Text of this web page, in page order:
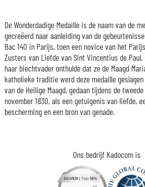
Ons bedrijf Kadocom is
De Wonderdadige Medaille is de naam van de
gecreëerd naar aanleiding van de
Bac 140 in Parijs, toen een novice van het
Zusters van Liefde van Sint Vincentius de Paul,
haar biechtvader onthulde dat ze de Maagd
katholieke traditie werd deze medaille
van de Heilige Maagd, gedaan tijdens de
november 1830, als een getuigenis van liefde,
bescherming en een bron van genade.